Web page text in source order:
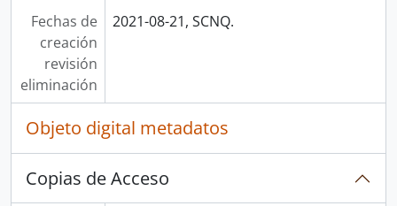
Fechas de
creación
revisión
eliminación
2021-08-21, SCNQ.
Objeto digital metadatos
Copias de Acceso